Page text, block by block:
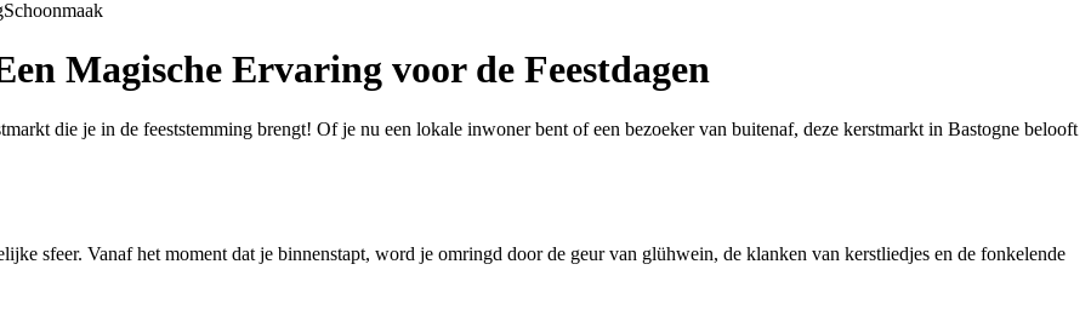
Schoonmaak
Magische Ervaring voor de Feestdagen
die je in de feeststemming brengt! Of je nu een lokale inwoner bent of een bezoeker van buitenaf, deze kerstmarkt in Bastogne belooft
sfeer. Vanaf het moment dat je binnenstapt, word je omringd door de geur van glühwein, de klanken van kerstliedjes en de fonkelende